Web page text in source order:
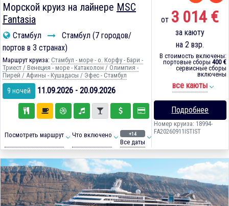
Морской круиз на лайнере MSC
Fantasia
Стамбул
Стамбул (7 городов/
портов в 3 странах)
Маршрут круиза: Стамбул - море - о. Корфу - Бари -
Триест / Венеция - море - Катаколон / Олимпия -
Пирей / Афины - Кушадасы / Эфес - Стамбул
9 ночей 11.09.2026 - 20.09.2026
Посмотреть маршрут Что включено +14
Все даты
от 3 014 €
за каюту
на 2 взр.
В стоимость включены:
портовые сборы 400 €
сервисные сборы
включены
все каюты
Подробнее
Номер круиза: 18994-
FA20260911ISTIST